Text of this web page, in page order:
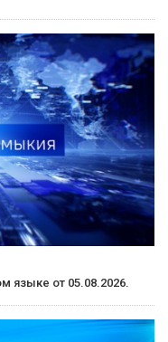
языке от 05.08.2026.